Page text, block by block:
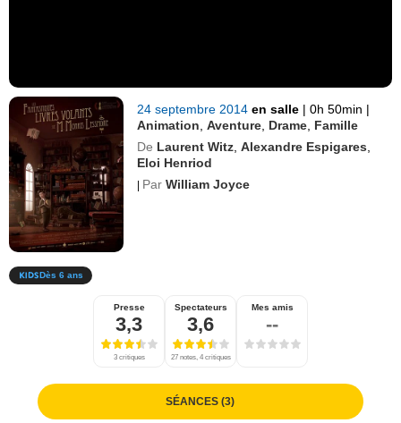
24 septembre 2014en salle | 0h 50min |
Animation ,Aventure Drame Famille
De Laurent Witz ,Alexandre Espigares
Eloi Henriod
| Par William Joyce
Dès 6 ans
Presse
3,3
3 critiques
Spectateurs
3,6
27 notes, 4 critiques
Mes amis
--
SÉANCES (3)